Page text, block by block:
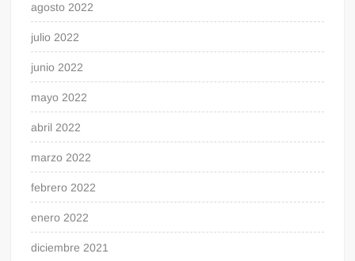
agosto 2022
julio 2022
junio 2022
mayo 2022
abril 2022
marzo 2022
febrero 2022
enero 2022
diciembre 2021